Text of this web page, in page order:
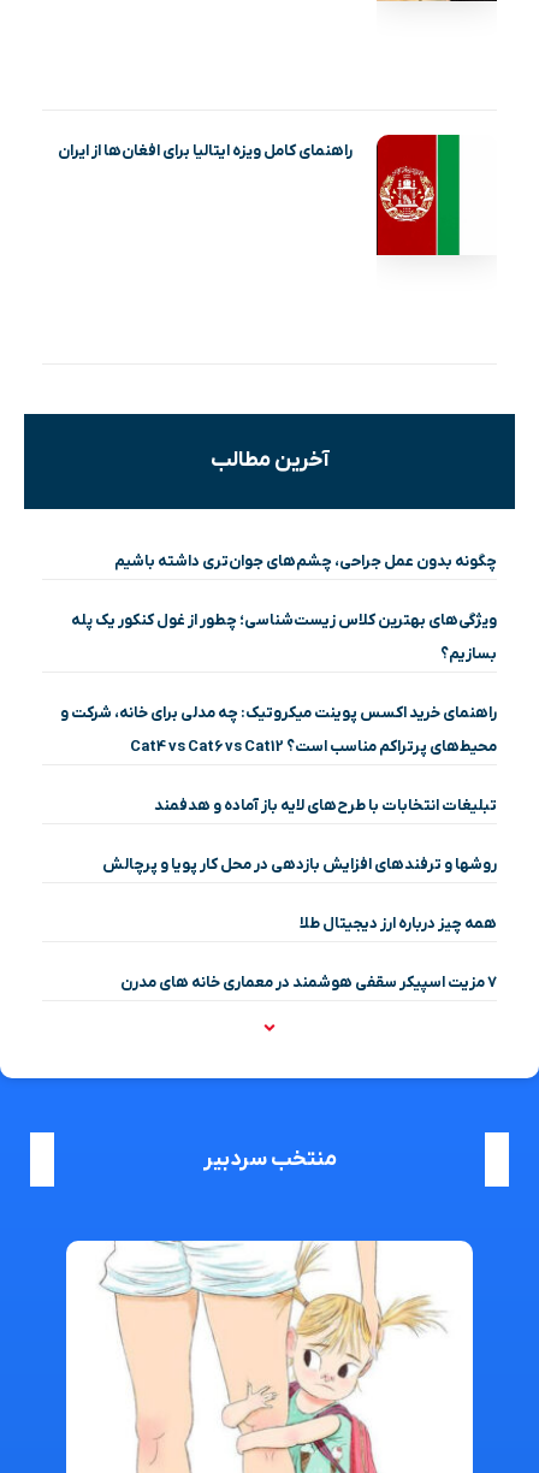
راهنمای کامل ویزه ایتالیا برای افغان‌ها از ایران
آخرین مطالب
چگونه بدون عمل جراحی، چشم‌های جوان‌تری داشته باشیم
ویژگی‌های بهترین کلاس زیست‌شناسی؛ چطور از غول کنکور یک پله
بسازیم؟
راهنمای خرید اکسس پوینت میکروتیک: چه مدلی برای خانه، شرکت و
محیط‌های پرتراکم مناسب است؟ Cat4 vs Cat6 vs Cat12
تبلیغات انتخابات با طرح‌های لایه باز آماده و هدفمند
روشها و ترفندهای افزایش بازدهی در محل کار پویا و پرچالش
همه چیز درباره ارز دیجیتال طلا
۷ مزیت اسپیکر سقفی هوشمند در معماری خانه‌ های مدرن
منتخب سردبیر